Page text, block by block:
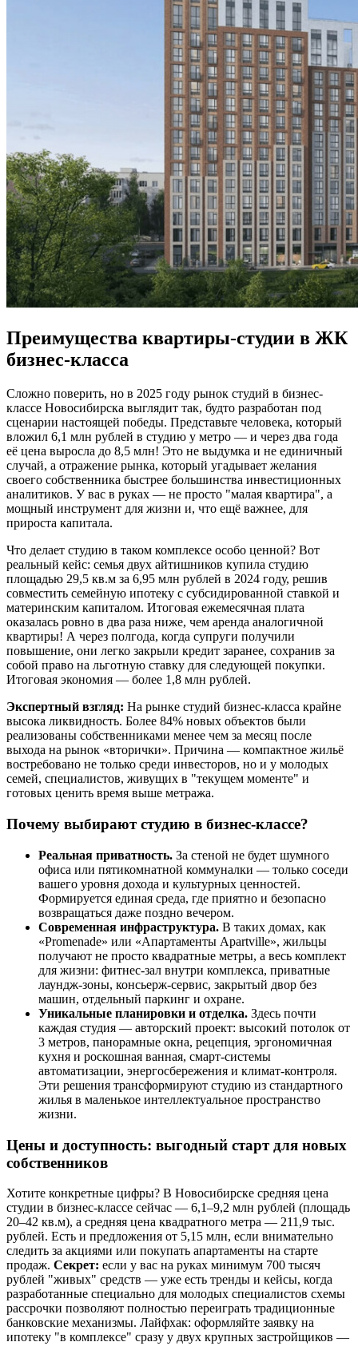
Преимущества квартиры-студии в ЖК
бизнес-класса
Сложно поверить, но в 2025 году рынок студий в бизнес-
классе Новосибирска выглядит так, будто разработан под
сценарии настоящей победы. Представьте человека, который
вложил 6,1 млн рублей в студию у метро — и через два года
её цена выросла до 8,5 млн! Это не выдумка и не единичный
случай, а отражение рынка, который угадывает желания
своего собственника быстрее большинства инвестиционных
аналитиков. У вас в руках — не просто "малая квартира", а
мощный инструмент для жизни и, что ещё важнее, для
прироста капитала.
Что делает студию в таком комплексе особо ценной? Вот
реальный кейс: семья двух айтишников купила студию
площадью 29,5 кв.м за 6,95 млн рублей в 2024 году, решив
совместить семейную ипотеку с субсидированной ставкой и
материнским капиталом. Итоговая ежемесячная плата
оказалась ровно в два раза ниже, чем аренда аналогичной
квартиры! А через полгода, когда супруги получили
повышение, они легко закрыли кредит заранее, сохранив за
собой право на льготную ставку для следующей покупки.
Итоговая экономия — более 1,8 млн рублей.
Экспертный взгляд: На рынке студий бизнес-класса крайне
высока ликвидность. Более 84% новых объектов были
реализованы собственниками менее чем за месяц после
выхода на рынок «вторички». Причина — компактное жильё
востребовано не только среди инвесторов, но и у молодых
семей, специалистов, живущих в "текущем моменте" и
готовых ценить время выше метража.
Почему выбирают студию в бизнес-классе?
Реальная приватность. За стеной не будет шумного
офиса или пятикомнатной коммуналки — только соседи
вашего уровня дохода и культурных ценностей.
Формируется единая среда, где приятно и безопасно
возвращаться даже поздно вечером.
Современная инфраструктура. В таких домах, как
«Promenade» или «Апартаменты Apartville», жильцы
получают не просто квадратные метры, а весь комплект
для жизни: фитнес-зал внутри комплекса, приватные
лаундж-зоны, консьерж-сервис, закрытый двор без
машин, отдельный паркинг и охране.
Уникальные планировки и отделка. Здесь почти
каждая студия — авторский проект: высокий потолок от
3 метров, панорамные окна, рецепция, эргономичная
кухня и роскошная ванная, смарт-системы
автоматизации, энергосбережения и климат-контроля.
Эти решения трансформируют студию из стандартного
жилья в маленькое интеллектуальное пространство
жизни.
Цены и доступность: выгодный старт для новых
собственников
Хотите конкретные цифры? В Новосибирске средняя цена
студии в бизнес-классе сейчас — 6,1–9,2 млн рублей (площадь
20–42 кв.м), а средняя цена квадратного метра — 211,9 тыс.
рублей. Есть и предложения от 5,15 млн, если внимательно
следить за акциями или покупать апартаменты на старте
продаж. Секрет: если у вас на руках минимум 700 тысяч
рублей "живых" средств — уже есть тренды и кейсы, когда
разработанные специально для молодых специалистов схемы
рассрочки позволяют полностью переиграть традиционные
банковские механизмы. Лайфхак: оформляйте заявку на
ипотеку "в комплексе" сразу у двух крупных застройщиков —